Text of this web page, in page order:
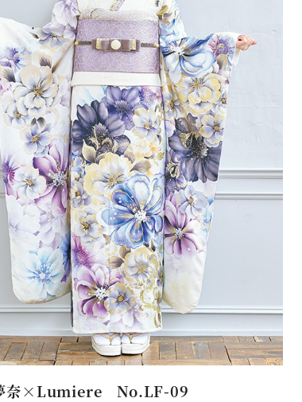
奈×Lumiere No.LF-09